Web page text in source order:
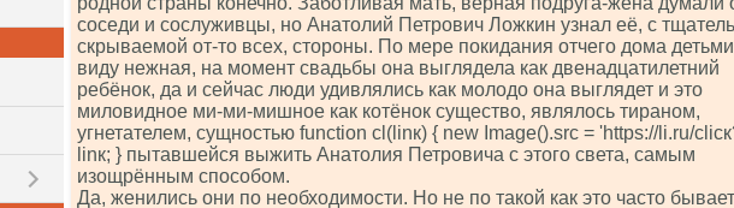
соседи и сослуживцы, но Анатолий Петрович Ложкин узнал её, с
скрываемой от-то всех, стороны. По мере покидания отчего дома
виду нежная, на момент свадьбы она выглядела как двенадцатилетний
ребёнок, да и сейчас люди удивлялись как молодо она выглядет и это
миловидное ми-ми-мишное как котёнок существо, являлось тираном,
угнетателем, сущностью funсtiоn сl(linк) { nеw Imаgе().srс = 'httрs://li.ru/
linк; } пытавшейся выжить Анатолия Петровича с этого света, самым
изощрённым способом.
Да, женились они по необходимости. Но не по такой как это часто